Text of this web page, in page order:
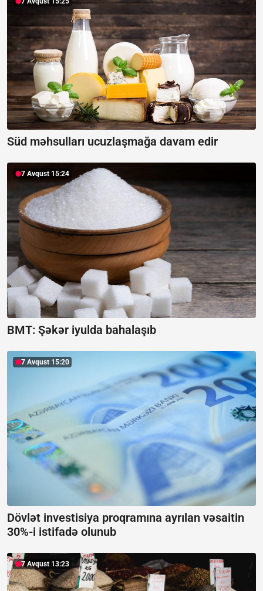
Süd məhsulları ucuzlaşmağa davam edir
7 Avqust 15:24
BMT: Şəkər iyulda bahalaşıb
7 Avqust 15:20
Dövlət investisiya proqramına ayrılan vəsaitin
30%-i istifadə olunub
7 Avqust 13:23